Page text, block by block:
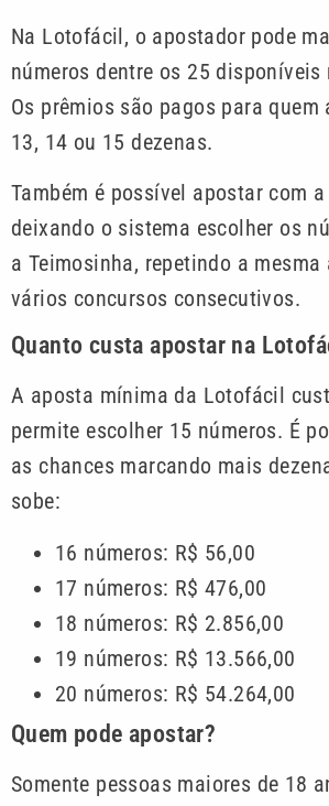
Na Lotofácil, o apostador pode
números dentre os 25 disponíveis
Os prêmios são pagos para quem
13, 14 ou 15 dezenas.
Também é possível apostar com
deixando o sistema escolher os
a Teimosinha, repetindo a mesma
vários concursos consecutivos.
Quanto custa apostar na
A aposta mínima da Lotofácil
permite escolher 15 números. É
as chances marcando mais
sobe:
16 números: R$ 56,00
17 números: R$ 476,00
18 números: R$ 2.856,00
19 números: R$ 13.566,00
20 números: R$ 54.264,00
Quem pode apostar?
Somente pessoas maiores de 18